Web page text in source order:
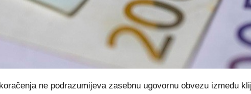
ne podrazumijeva zasebnu ugovornu obvezu između